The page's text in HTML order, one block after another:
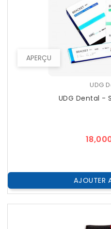
APERÇU
UDG
UDG Dental -
AJOUTER